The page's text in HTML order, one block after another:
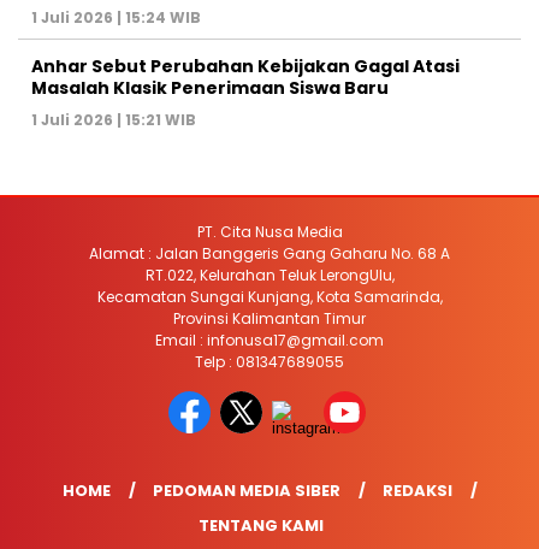
1 Juli 2026 | 15:24 WIB
Anhar Sebut Perubahan Kebijakan Gagal Atasi
Masalah Klasik Penerimaan Siswa Baru
1 Juli 2026 | 15:21 WIB
PT. Cita Nusa Media
Alamat : Jalan Banggeris Gang Gaharu No. 68 A
RT.022, Kelurahan Teluk LerongUlu,
Kecamatan Sungai Kunjang, Kota Samarinda,
Provinsi Kalimantan Timur
Email : infonusa17@gmail.com
Telp : 081347689055
HOME PEDOMAN MEDIA SIBER
REDAKSI
TENTANG KAMI